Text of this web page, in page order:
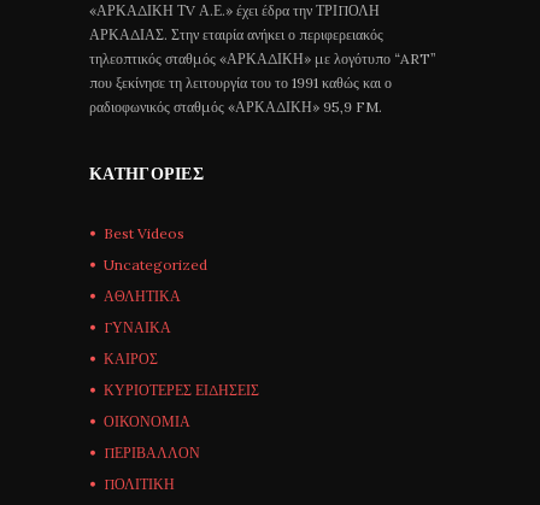
«ΑΡΚΑΔΙΚΗ ΤV Α.Ε.» έχει έδρα την ΤΡΙΠΟΛΗ
ΑΡΚΑΔΙΑΣ. Στην εταιρία ανήκει ο περιφερειακός
τηλεοπτικός σταθμός «ΑΡΚΑΔΙΚΗ» με λογότυπο “ART”
που ξεκίνησε τη λειτουργία του το 1991 καθώς και ο
ραδιοφωνικός σταθμός «ΑΡΚΑΔΙΚΗ» 95,9 FM.
ΚΑΤΗΓΟΡΊΕΣ
Best Videos
Uncategorized
ΑΘΛΗΤΙΚΑ
ΓΥΝΑΙΚΑ
ΚΑΙΡΟΣ
ΚΥΡΙΟΤΕΡΕΣ ΕΙΔΗΣΕΙΣ
ΟΙΚΟΝΟΜΙΑ
ΠΕΡΙΒΑΛΛΟΝ
ΠΟΛΙΤΙΚΗ